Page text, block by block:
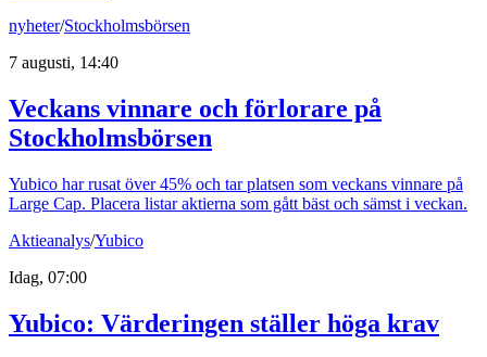
nyheter/Stockholmsbörsen
7 augusti, 14:40
Veckans vinnare och förlorare på
Stockholmsbörsen
Yubico har rusat över 45% och tar platsen som veckans vinnare på
Large Cap. Placera listar aktierna som gått bäst och sämst i veckan.
Aktieanalys/Yubico
Idag, 07:00
Yubico: Värderingen ställer höga krav